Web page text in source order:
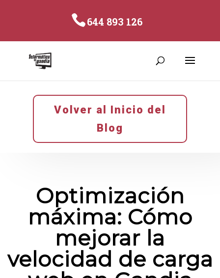
644 893 126
Volver al Inicio del
Blog
Optimización
máxima: Cómo
mejorar la
velocidad de carga